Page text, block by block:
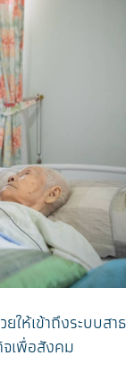
ให้เข้าถึงระบบส
เพื่อสังคม